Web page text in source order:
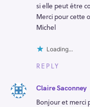
si elle peut être
Merci pour cette
Michel
Loading...
REPLY
Claire Saconney
Bonjour et merci